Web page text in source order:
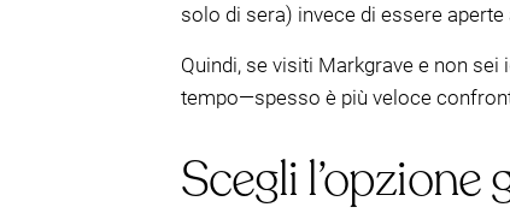
solo di sera) invece di essere
Quindi, se visiti Markgrave e non sei
tempo—spesso è più veloce
Scegli l’opzione